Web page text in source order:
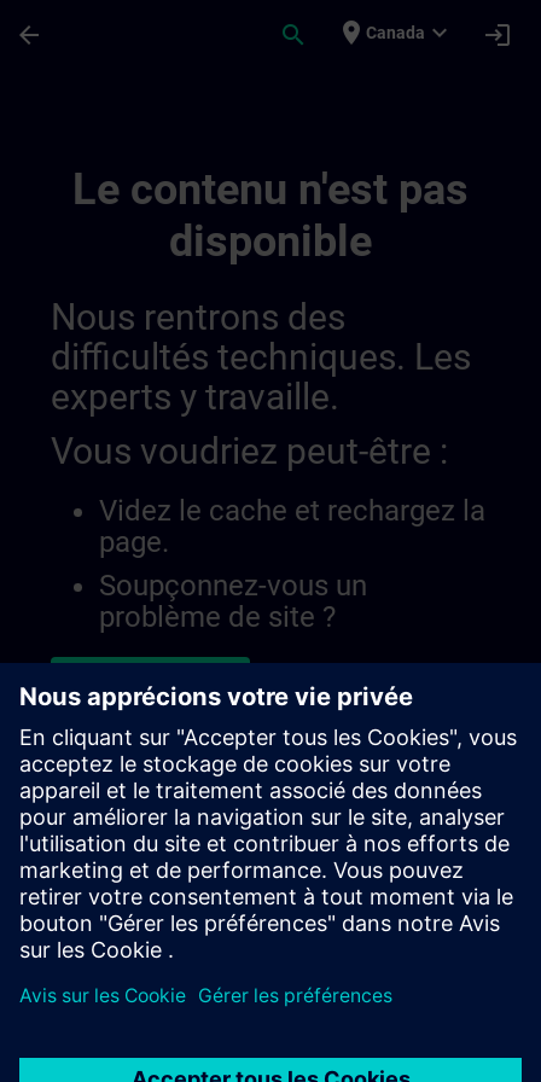
arrow_back search place Canada expand_more login
Le contenu n'est pas
disponible
Nous rentrons des
difficultés techniques. Les
experts y travaille.
Vous voudriez peut-être :
Videz le cache et rechargez la
page.
Soupçonnez-vous un
problème de site ?